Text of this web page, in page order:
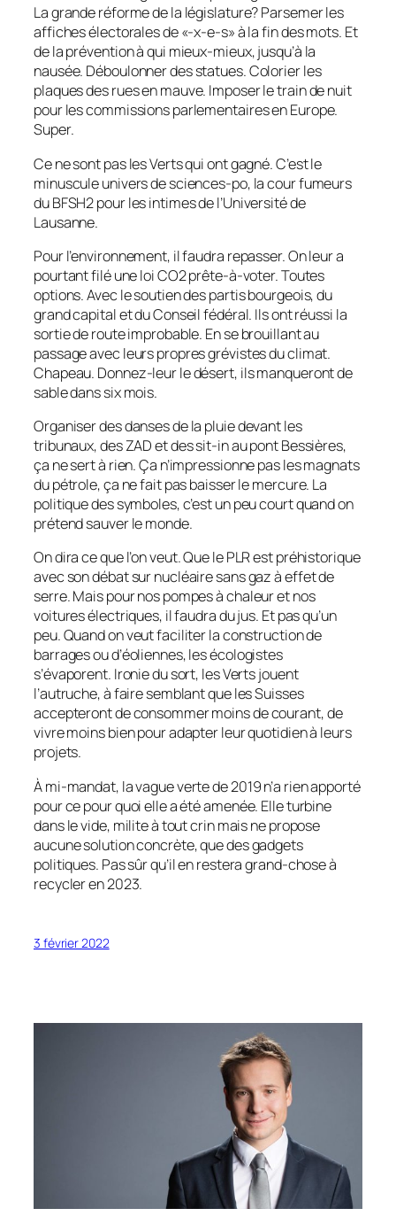
La grande réforme de la législature? Parsemer les
affiches électorales de «-x-e-s» à la fin des mots. Et
de la prévention à qui mieux-mieux, jusqu’à la
nausée. Déboulonner des statues. Colorier les
plaques des rues en mauve. Imposer le train de nuit
pour les commissions parlementaires en Europe.
Super.
Ce ne sont pas les Verts qui ont gagné. C’est le
minuscule univers de sciences-po, la cour fumeurs
du BFSH2 pour les intimes de l’Université de
Lausanne.
Pour l’environnement, il faudra repasser. On leur a
pourtant filé une loi CO2 prête-à-voter. Toutes
options. Avec le soutien des partis bourgeois, du
grand capital et du Conseil fédéral. Ils ont réussi la
sortie de route improbable. En se brouillant au
passage avec leurs propres grévistes du climat.
Chapeau. Donnez-leur le désert, ils manqueront de
sable dans six mois.
Organiser des danses de la pluie devant les
tribunaux, des ZAD et des sit-in au pont Bessières,
ça ne sert à rien. Ça n’impressionne pas les magnats
du pétrole, ça ne fait pas baisser le mercure. La
politique des symboles, c’est un peu court quand on
prétend sauver le monde.
On dira ce que l’on veut. Que le PLR est préhistorique
avec son débat sur nucléaire sans gaz à effet de
serre. Mais pour nos pompes à chaleur et nos
voitures électriques, il faudra du jus. Et pas qu’un
peu. Quand on veut faciliter la construction de
barrages ou d’éoliennes, les écologistes
s’évaporent. Ironie du sort, les Verts jouent
l’autruche, à faire semblant que les Suisses
accepteront de consommer moins de courant, de
vivre moins bien pour adapter leur quotidien à leurs
projets.
À mi-mandat, la vague verte de 2019 n’a rien apporté
pour ce pour quoi elle a été amenée. Elle turbine
dans le vide, milite à tout crin mais ne propose
aucune solution concrète, que des gadgets
politiques. Pas sûr qu’il en restera grand-chose à
recycler en 2023.
3 février 2022